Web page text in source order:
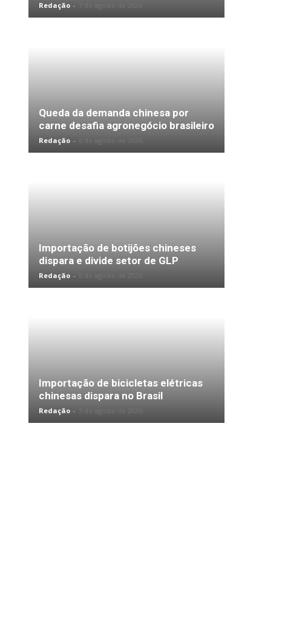
Redação - 7 de agosto de 2026
Queda da demanda chinesa por
carne desafia agronegócio brasileiro
Redação -
Importação de botijões chineses
dispara e divide setor de GLP
Redação -
Importação de bicicletas elétricas
chinesas dispara no Brasil
Redação -